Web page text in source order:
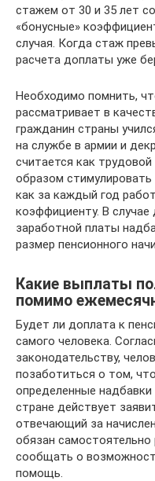
стажем от 30 и 35 лет
«бонусные»
случая. Когда стаж
расчета доплаты уже
Необходимо помнить,
рассматривает в
гражданин страны
на службе в армии и
считается как
образом стимулировать
как за каждый год
коэффициенту. В
заработной платы
размер пенсионного
Какие выплаты
помимо
Будет ли доплата к
самого человека.
законодательству,
позаботиться о том,
определенные
стране действует
отвечающий за
обязан самостоятельно
сообщать о
помощь.